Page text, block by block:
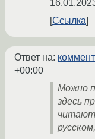
Ссылка
Ответ на:
+00:00
Можно
здесь
читают